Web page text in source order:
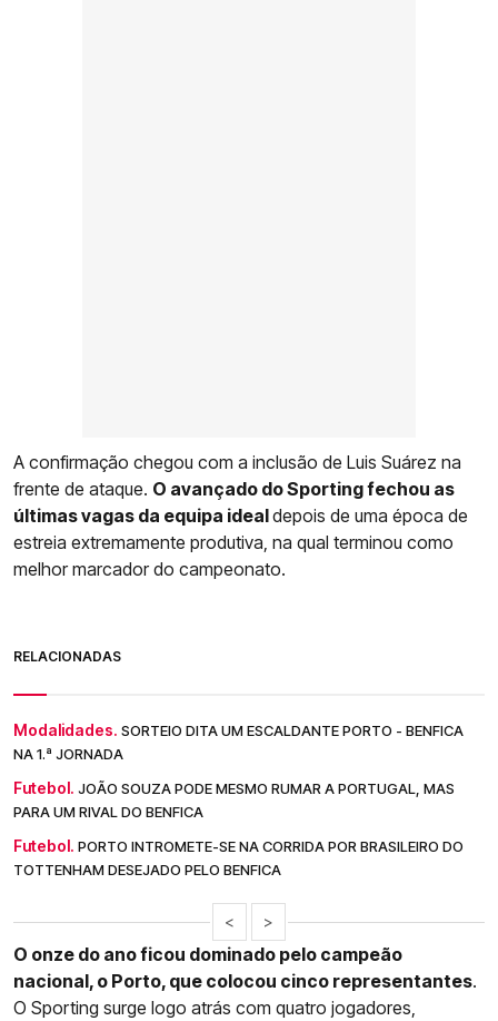
A confirmação chegou com a inclusão de Luis Suárez na
frente de ataque. O avançado do Sporting fechou as
últimas vagas da equipa idealdepois de uma época de
estreia extremamente produtiva, na qual terminou como
melhor marcador do campeonato.
RELACIONADAS
Modalidades. SORTEIO DITA UM ESCALDANTE PORTO - BENFICA
NA 1.ª JORNADA
Futebol. JOÃO SOUZA PODE MESMO RUMAR A PORTUGAL, MAS
PARA UM RIVAL DO BENFICA
Futebol. PORTO INTROMETE-SE NA CORRIDA POR BRASILEIRO DO
TOTTENHAM DESEJADO PELO BENFICA
< >
O onze do ano ficou dominado pelo campeão
nacional, o Porto, que colocou cinco representantes.
O Sporting surge logo atrás com quatro jogadores,